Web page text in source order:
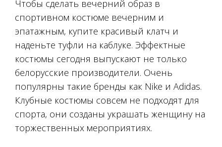
Чтобы сделать вечерний образ в
спортивном костюме вечерним и
эпатажным, купите красивый клатч и
наденьте туфли на каблуке. Эффектные
костюмы сегодня выпускают не только
белорусские производители. Очень
популярны такие бренды как Nike и Adidas.
Клубные костюмы совсем не подходят для
спорта, они созданы украшать женщину на
торжественных мероприятиях.